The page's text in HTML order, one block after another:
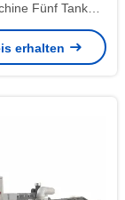
Fünf Tank
Reiniger
Linien
erhalten